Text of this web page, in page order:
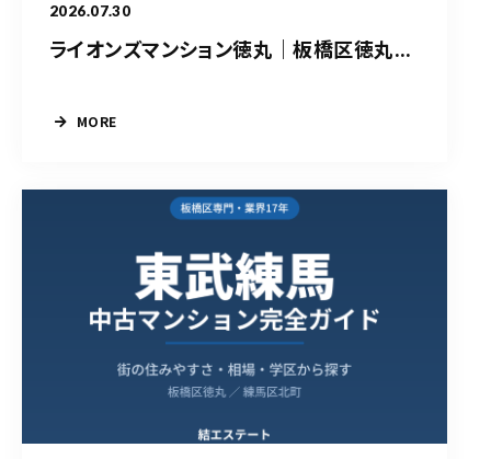
2026.07.30
ライオンズマンション徳丸｜板橋区徳丸...
MORE